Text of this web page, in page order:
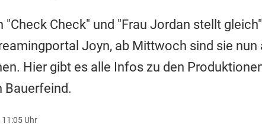
"Check Check" und "Frau Jordan stellt
Joyn, ab Mittwoch sind sie nun
Hier gibt es alle Infos zu den
Bauerfeind.
Uhr